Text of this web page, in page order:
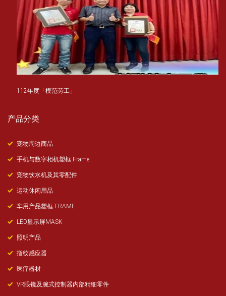
112年度「模范劳工」
产品分类
宠物周边商品
手机与数字相机塑框 Frame
宠物饮水机及其零配件
运动休闲用品
车用产品塑框 FRAME
LED显示屏MASK
照明产品
指纹感应器
医疗器材
VR眼镜及腕式控制器内部精细零件